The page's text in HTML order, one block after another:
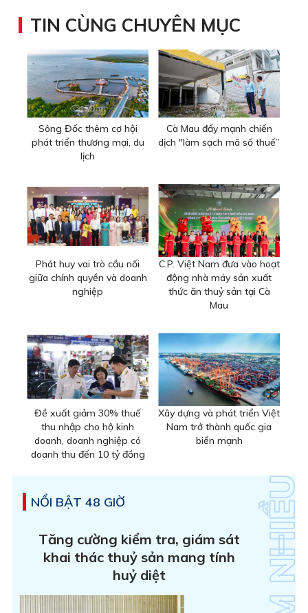
TIN CÙNG CHUYÊN MỤC
Sông Đốc thêm cơ hội
phát triển thương mại, du
lịch
Cà Mau đẩy mạnh chiến
dịch "làm sạch mã số thuế”
Phát huy vai trò cầu nối
giữa chính quyền và doanh
nghiệp
C.P. Việt Nam đưa vào hoạt
động nhà máy sản xuất
thức ăn thuỷ sản tại Cà
Mau
Đề xuất giảm 30% thuế
thu nhập cho hộ kinh
doanh, doanh nghiệp có
doanh thu đến 10 tỷ đồng
Xây dựng và phát triển Việt
Nam trở thành quốc gia
biển mạnh
NỔI BẬT 48 GIỜ
Tăng cường kiểm tra, giám sát
khai thác thuỷ sản mang tính
huỷ diệt